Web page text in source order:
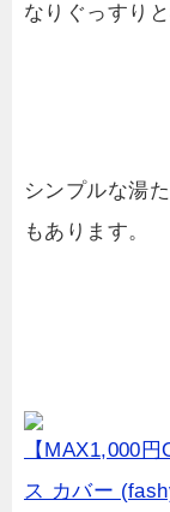
なりぐっすり
シンプルな湯
もあります。
【MAX1,000
ス カバー